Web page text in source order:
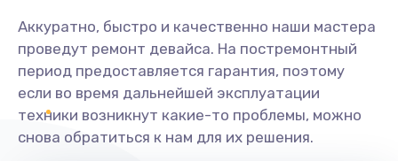
Аккуратно, быстро и качественно наши мастера
проведут ремонт девайса. На постремонтный
период предоставляется гарантия, поэтому
если во время дальнейшей эксплуатации
техники возникнут какие-то проблемы, можно
снова обратиться к нам для их решения.